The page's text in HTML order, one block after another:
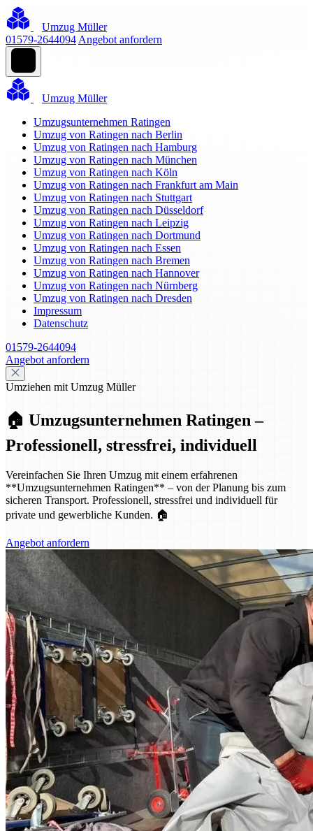
Umzug Müller
01579-2644094 Angebot anfordern
Umzug Müller
Umzugsunternehmen Ratingen
Umzug von Ratingen nach Berlin
Umzug von Ratingen nach Hamburg
Umzug von Ratingen nach München
Umzug von Ratingen nach Köln
Umzug von Ratingen nach Frankfurt am Main
Umzug von Ratingen nach Stuttgart
Umzug von Ratingen nach Düsseldorf
Umzug von Ratingen nach Leipzig
Umzug von Ratingen nach Dortmund
Umzug von Ratingen nach Essen
Umzug von Ratingen nach Bremen
Umzug von Ratingen nach Hannover
Umzug von Ratingen nach Nürnberg
Umzug von Ratingen nach Dresden
Impressum
Datenschutz
01579-2644094
Angebot anfordern
Umziehen mit Umzug Müller
🏠 Umzugsunternehmen Ratingen –
Professionell, stressfrei, individuell
Vereinfachen Sie Ihren Umzug mit einem erfahrenen
**Umzugsunternehmen Ratingen** – von der Planung bis zum
sicheren Transport. Professionell, stressfrei und individuell für
private und gewerbliche Kunden. 🏠
Angebot anfordern